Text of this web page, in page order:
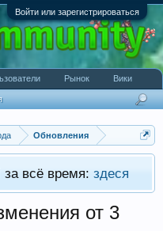
Войти или зарегистрироваться
Обновления
всё время: здеся
от 3
Рынок Вики